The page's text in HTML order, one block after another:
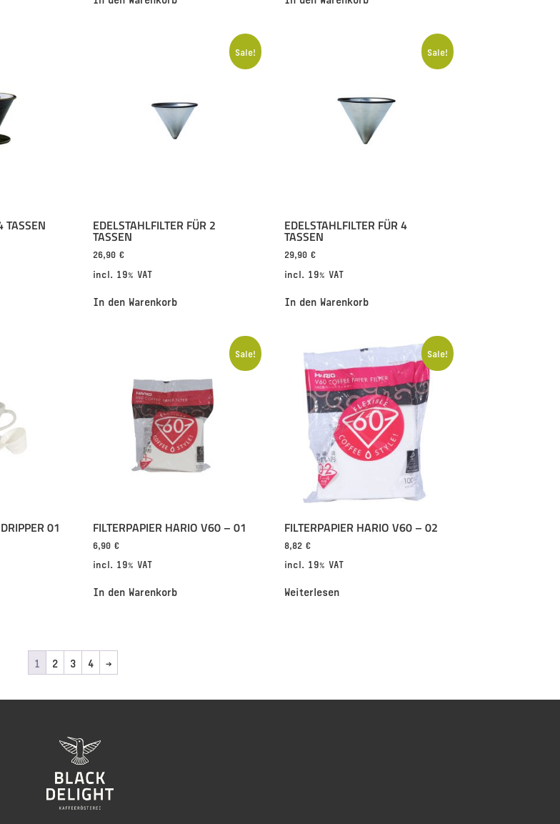
TASSEN
Sale!
EDELSTAHLFILTER FÜR 2
TASSEN
26,90 €
incl. 19% VAT
In den Warenkorb
Sale!
EDELSTAHLFILTER FÜR 4
TASSEN
29,90€
incl. 19% VAT
In den Warenkorb
01
Sale!
FILTERPAPIER HARIO V60 – 01
6,90 €
incl. 19% VAT
In den Warenkorb
Sale!
FILTERPAPIER HARIO V60 – 02
8,82€
incl. 19% VAT
Weiterlesen
1 2 3 4 →